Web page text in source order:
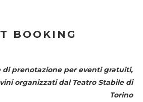
BOOKING
di prenotazione per eventi gratuiti,
organizzati dal Teatro Stabile di
Torino